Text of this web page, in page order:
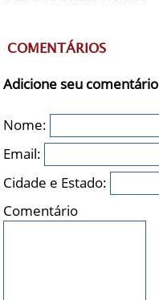
COMENTÁRIOS
Adicione seu comentário
Nome:
Email:
Cidade e Estado:
Comentário